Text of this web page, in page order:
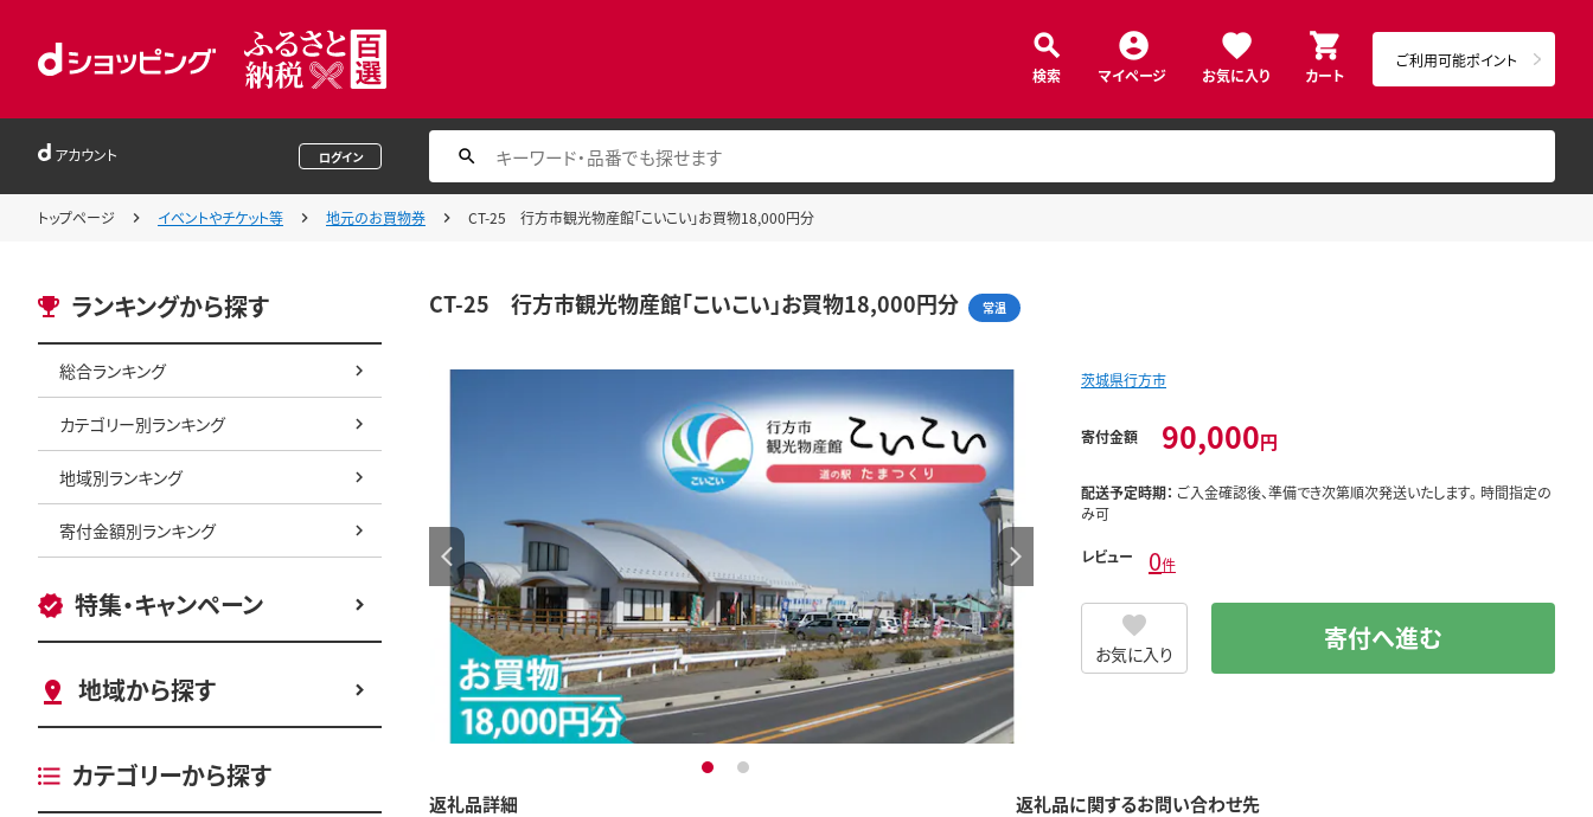
検索 マイページ お気に入り カート
ご利用可能ポイント
アカウント ログイン
トップページ イベントやチケット等 地元のお買物券 CT-25 行方市観光物産館「こいこい」お買物18,000円分
ランキングから探す
総合ランキング
カテゴリー別ランキング
地域別ランキング
寄付金額別ランキング
特集・キャンペーン
地域から探す
カテゴリーから探す
CT-25 行方市観光物産館「こいこい」お買物18,000円分 常温
1 2
茨城県行方市
寄付金額 90,000円
配送予定時期： ご入金確認後、準備でき次第順次発送いたします。 時間指定の
み可
レビュー 0件
お気に入り 寄付へ進む
返礼品詳細 返礼品に関するお問い合わせ先